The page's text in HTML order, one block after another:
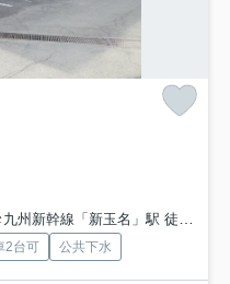
九州新幹線「新玉名」駅 徒歩44分
2台可 公共下水